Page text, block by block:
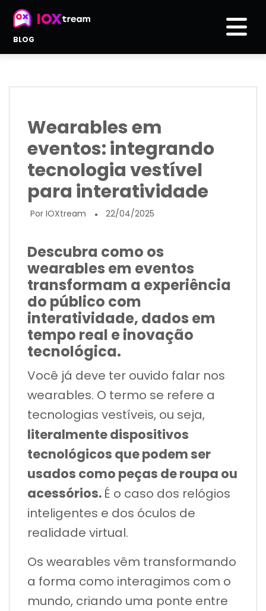
BLOG
Wearables em
eventos: integrando
tecnologia vestível
para interatividade
Por IOXtream ● 22/04/2025
Descubra como os
wearables em eventos
transformam a experiência
do público com
interatividade, dados em
tempo real e inovação
tecnológica.
Você já deve ter ouvido falar nos
wearables. O termo se refere a
tecnologias vestíveis, ou seja,
literalmente dispositivos
tecnológicos que podem ser
usados como peças de roupa ou
acessórios. É o caso dos relógios
inteligentes e dos óculos de
realidade virtual.
Os wearables vêm transformando
a forma como interagimos com o
mundo, criando uma ponte entre